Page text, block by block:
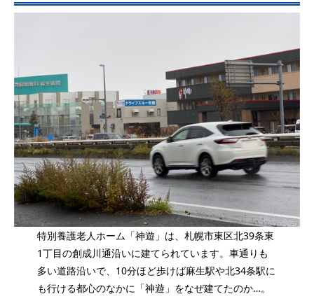
特別養護老人ホーム「神遊」は、札幌市東区北39条東
1丁目の創成川通沿いに建てられています。車通りも
多い道路沿いで、10分ほど歩けば麻生駅や北34条駅に
も行ける都心のなかに「神遊」をなぜ建てたのか…。